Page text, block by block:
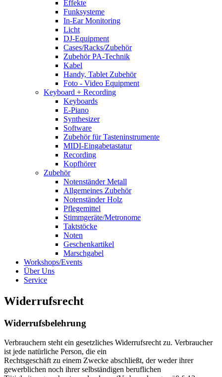
Effekte
Funksysteme
In-Ear Monitoring
Licht
DJ-Equipment
Cases/Racks/Zubehör
Zubehör PA-Technik
Kabel
Handy, Tablet Zubehör
Foto - Video Equipment
Keyboard + Recording
Keyboards
E-Piano
Synthesizer
Software
Zubehör für Tasteninstrumente
MIDI-Eingabetastatur
Recording
Kopfhörer
Zubehör
Notenständer Metall
Allgemeines Zubehör
Notenständer Holz
Pflegemittel
Stimmgeräte/Metronome
Taktstöcke
Noten
Geschenkartikel
Marschgabel
Workshops/Events
Über Uns
Service
Widerrufsrecht
Widerrufsbelehrung
Verbrauchern steht ein gesetzliches Widerrufsrecht zu. Verbraucher
ist jede natürliche Person, die ein
Rechtsgeschäft zu einem Zwecke abschließt, der weder ihrer
gewerblichen noch ihrer selbständigen beruflichen